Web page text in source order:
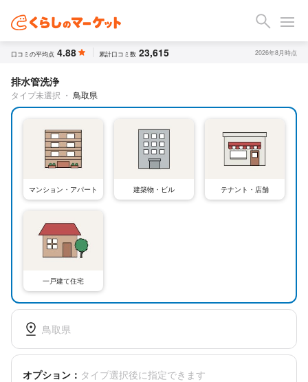
口コミの平均点 4.88 累計口コミ数 23,615 2026年8月時点
排水管洗浄
タイプ未選択 ・ 鳥取県
マンション・アパート 建築物・ビル テナント・店舗
一戸建て住宅
鳥取県
オプション： タイプ選択後に指定できます